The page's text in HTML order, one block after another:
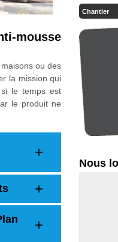
mousse
ou des
la mission qui
le temps est
le produit ne
Chantier
Nous